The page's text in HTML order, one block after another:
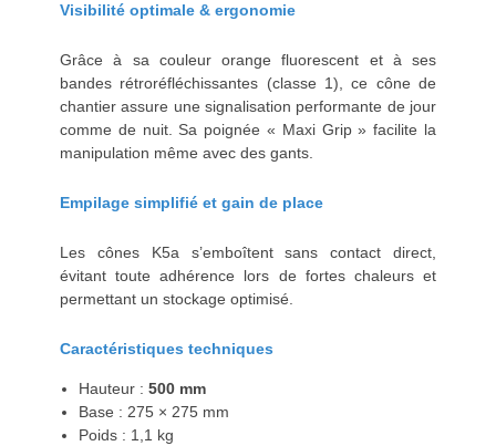
Visibilité optimale & ergonomie
Grâce à sa couleur orange fluorescent et à ses
bandes rétroréfléchissantes (classe 1), ce cône de
chantier assure une signalisation performante de jour
comme de nuit. Sa poignée « Maxi Grip » facilite la
manipulation même avec des gants.
Empilage simplifié et gain de place
Les cônes K5a s’emboîtent sans contact direct,
évitant toute adhérence lors de fortes chaleurs et
permettant un stockage optimisé.
Caractéristiques techniques
Hauteur : 500 mm
Base : 275 × 275 mm
Poids : 1,1 kg